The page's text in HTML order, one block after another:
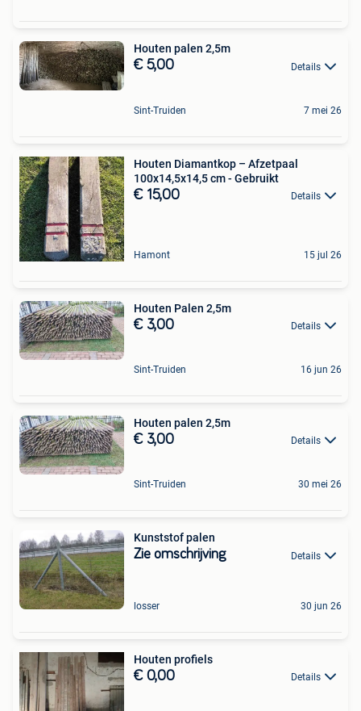
Houten palen 2,5m
€ 5,00 Details
Sint-Truiden 7 mei 26
Houten Diamantkop – Afzetpaal
100x14,5x14,5 cm - Gebruikt
€ 15,00 Details
Hamont 15 jul 26
Houten Palen 2,5m
€ 3,00 Details
Sint-Truiden 16 jun 26
Houten palen 2,5m
€ 3,00 Details
Sint-Truiden 30 mei 26
Kunststof palen
Zie omschrijving Details
losser 30 jun 26
Houten profiels
€ 0,00 Details